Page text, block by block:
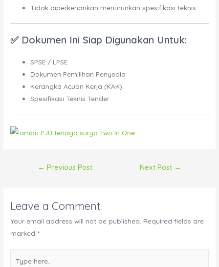
Tidak diperkenankan menurunkan spesifikasi teknis
✅ Dokumen Ini Siap Digunakan Untuk:
SPSE / LPSE
Dokumen Pemilihan Penyedia
Kerangka Acuan Kerja (KAK)
Spesifikasi Teknis Tender
Post
← Previous Post Next Post →
Leave a Comment
Your email address will not be published. Required fields are
marked *